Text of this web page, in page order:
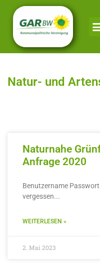
Natur- und
Naturnahe
Anfrage 2020
Benutzername
vergessen
WEITERLESEN »
2. Mai 2023